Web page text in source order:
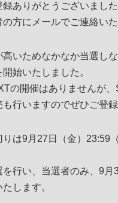
ありがとうございました
方にメールでご連絡いた
高いためなかなか当選し
始いたしました。
の開催はありませんが
も行いますのでぜひご登録
は9月27日（金）23:59
を行い、当選者のみ、9月
します。